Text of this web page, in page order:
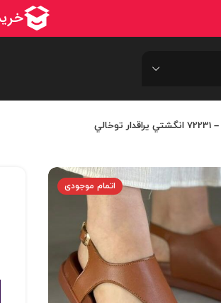
اتمام موجودی